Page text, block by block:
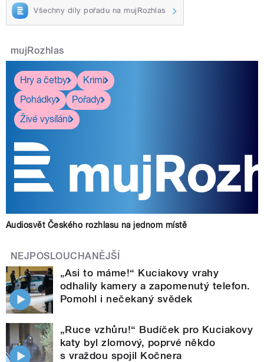
Všechny díly pořadu na mujRozhlas
mujRozhlas
Hry a četby
Krimi
Pohádky
Pořady
Živé vysílání
Audiosvět Českého rozhlasu na jednom místě
NEJPOSLOUCHANĚJŠÍ
„Asi to máme!“ Kuciakovy vrahy
odhalily kamery a zapomenutý telefon.
Pomohl i nečekaný svědek
„Ruce vzhůru!“ Budíček pro Kuciakovy
katy byl zlomový, poprvé někdo
s vraždou spojil Kočnera